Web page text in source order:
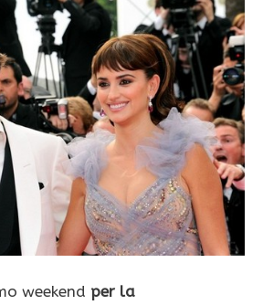
weekend per la